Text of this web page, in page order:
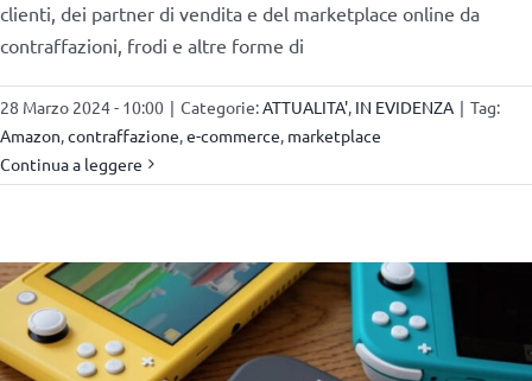
clienti, dei partner di vendita e del marketplace online da
contraffazioni, frodi e altre forme di
28 Marzo 2024 - 10:00 | Categorie:ATTUALITA', IN EVIDENZA | Tag:
Amazon,contraffazione,e-commerce, marketplace
Continua a leggere